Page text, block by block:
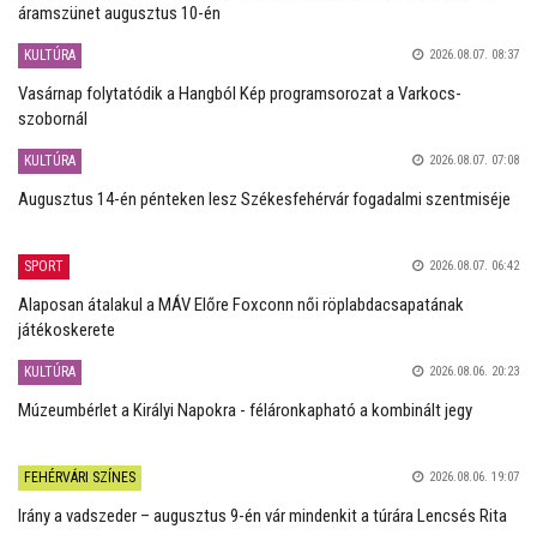
áramszünet augusztus 10-én
KULTÚRA 2026.08.07. 08:37
Vasárnap folytatódik a Hangból Kép programsorozat a Varkocs-
szobornál
KULTÚRA 2026.08.07. 07:08
Augusztus 14-én pénteken lesz Székesfehérvár fogadalmi szentmiséje
SPORT 2026.08.07. 06:42
Alaposan átalakul a MÁV Előre Foxconn női röplabdacsapatának
játékoskerete
KULTÚRA 2026.08.06. 20:23
Múzeumbérlet a Királyi Napokra - féláronkapható a kombinált jegy
FEHÉRVÁRI SZÍNES 2026.08.06. 19:07
Irány a vadszeder – augusztus 9-én vár mindenkit a túrára Lencsés Rita